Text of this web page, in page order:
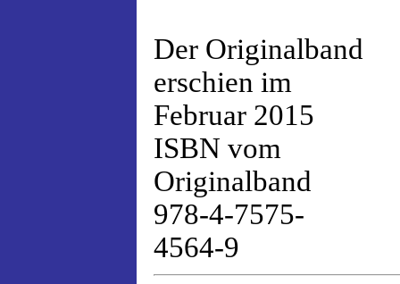
Der Originalband
erschien im
Februar 2015
ISBN vom
Originalband
978-4-7575-
4564-9